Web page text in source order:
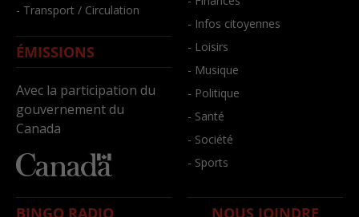
- Transport / Circulation
ÉMISSIONS
Avec la participation du
gouvernement du
Canada
- Infos citoyennes
- Loisirs
- Musique
- Politique
- Santé
- Société
- Sports
BINGO RADIO NOUS JOINDRE